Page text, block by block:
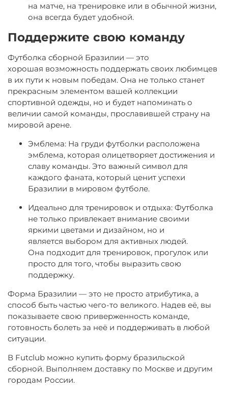
на матче, на тренировке или в обычной жизни,
она всегда будет удобной.
Поддержите свою команду
Футболка сборной Бразилии — это
хорошая возможность поддержать своих любимцев
в их пути к новым победам. Она не только станет
прекрасным элементом вашей коллекции
спортивной одежды, но и будет напоминать о
величии самой команды, прославившей страну на
мировой арене.
Эмблема: На груди футболки расположена
эмблема, которая олицетворяет достижения и
славу команды. Это важный символ для
каждого фаната, который ценит успехи
Бразилии в мировом футболе.
Идеально для тренировок и отдыха: Футболка
не только привлекает внимание своими
яркими цветами и дизайном, но и
является выбором для активных людей.
Она подходит для тренировок, прогулок или
просто для того, чтобы выразить свою
поддержку.
Форма Бразилии — это не просто атрибутика, а
способ быть частью чего-то великого. Надев её, вы
показываете свою приверженность команде,
готовность болеть за неё и поддерживать в любой
ситуации.
В Futclub можно купить форму бразильской
сборной. Выполняем доставку по Москве и другим
городам России.